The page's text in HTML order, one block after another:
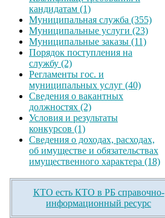
кандидатам (1)
Муниципальная служба (355)
Муниципальные услуги (23)
Муниципальные заказы (11)
Порядок поступления на
службу (2)
Регламенты гос. и
муниципальных услуг (40)
Сведения о вакантных
должностях (2)
Условия и результаты
конкурсов (1)
Сведения о доходах, расходах,
об имуществе и обязательствах
имущественного характера (18)
КТО есть КТО в РБ справочно-
информационный ресурс